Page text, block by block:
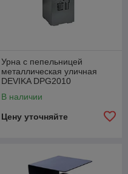
Урна с пепельницей
металлическая уличная
DEVIKA DPG2010
В наличии
Цену уточняйте